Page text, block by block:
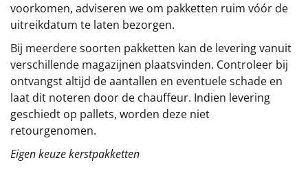
voorkomen, adviseren we om pakketten ruim vóór de
uitreikdatum te laten bezorgen.
Bij meerdere soorten pakketten kan de levering vanuit
verschillende magazijnen plaatsvinden. Controleer bij
ontvangst altijd de aantallen en eventuele schade en
laat dit noteren door de chauffeur. Indien levering
geschiedt op pallets, worden deze niet
retourgenomen.
Eigen keuze kerstpakketten